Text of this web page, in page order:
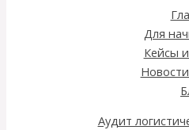
Для
Кейсы
Аудит